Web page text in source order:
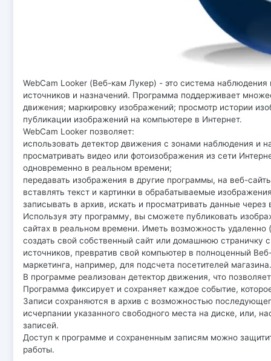
WebCam Looker (Веб-кам Лукер) - это система
источников и назначений. Программа поддерживает
движения; маркировку изображений; просмотр истории
публикации изображений на компьютере в Интернет.
WebCam Looker позволяет:
использовать детектор движения с зонами наблюдения и
просматривать видео или фотоизображения из сети
одновременно в реальном времени;
передавать изображения в другие программы, на веб-
вставлять текст и картинки в обрабатываемые
записывать в архив, искать и просматривать данные
Используя эту программу, вы сможете публиковать
сайтах в реальном времени. Иметь возможность удаленно
создать свой собственный сайт или домашнюю
источников, превратив свой компьютер в полноценный
маркетинга, например, для подсчета посетителей магазина.
В программе реализован детектор движения, что
Программа фиксирует и сохраняет каждое событие,
Записи сохраняются в архив с возможностью
исчерпании указанного свободного места на диске, или,
записей.
Доступ к программе и сохраненным записям можно
работы.